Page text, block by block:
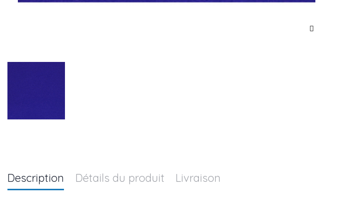
Description Détails du produit Livraison